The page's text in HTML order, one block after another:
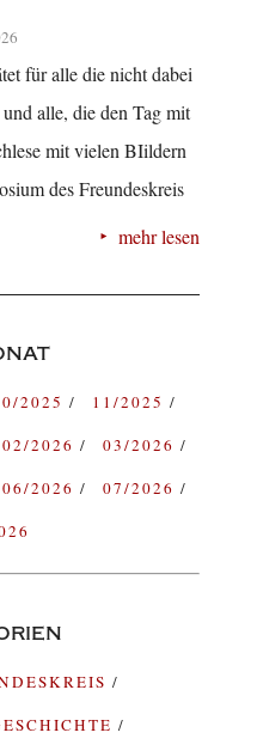
für alle die nicht dabei
alle, die den Tag mit
mit vielen BIildern
des Freundeskreis
mehr lesen
2025
11/2025
02/2026
03/2026
06/2026
07/2026